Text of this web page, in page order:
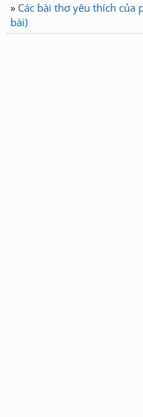
» Các bài thơ yêu thích của
bài)